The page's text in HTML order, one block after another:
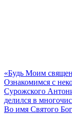
«Будь Моим
Ознакомимся с
Сурожского
делился в
Во имя Святого